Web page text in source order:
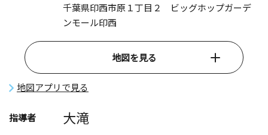
千葉県印西市原１丁目２ ビッグホップガーデ
ンモール印西
地図を見る
地図アプリで見る
指導者 大滝